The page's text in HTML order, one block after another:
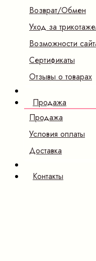
Возврат/Обмен
Уход за
Возможности
Сертификаты
Отзывы о товарах
Продажа
Продажа
Условия оплаты
Доставка
Контакты